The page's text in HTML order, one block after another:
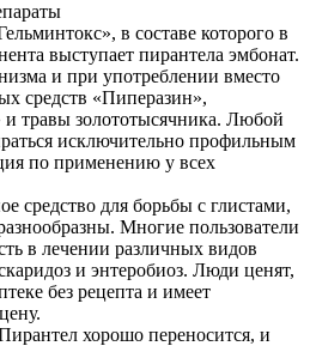
в составе которого в
выступает пирантела эмбонат.
и при употреблении вместо
средств «Пиперазин»,
и травы золототысячника. Любой
исключительно профильным
по применению у всех
средство для борьбы с глистами,
Многие пользователи
в лечении различных видов
и энтеробиоз. Люди ценят,
без рецепта и имеет
хорошо переносится, и